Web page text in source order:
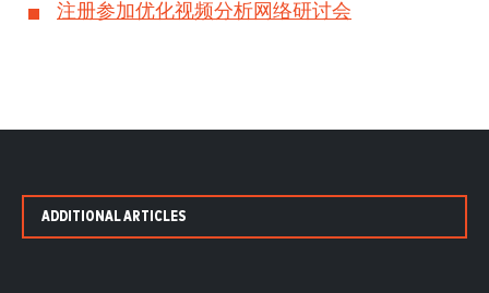
注册参加优化视频分析网络研讨会
ADDITIONAL ARTICLES